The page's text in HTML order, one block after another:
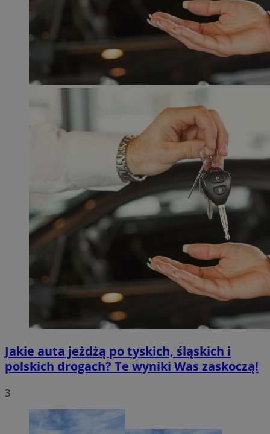
Jakie auta jeżdżą po tyskich, śląskich i
polskich drogach? Te wyniki Was zaskoczą!
3